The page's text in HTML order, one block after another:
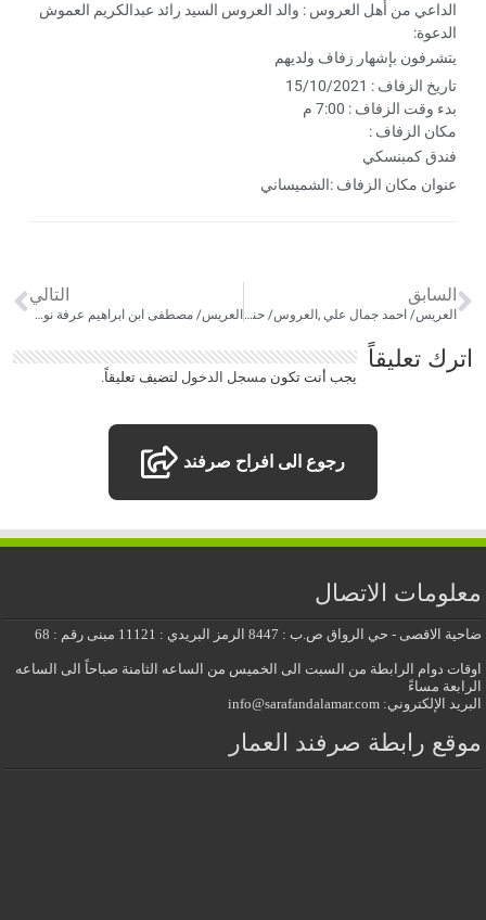
الداعي من أهل العروس : والد العروس السيد رائد عبدالكريم العموش
الدعوة:
يتشرفون بإشهار زفاف ولديهم
تاريخ الزفاف : 15/10/2021
بدء وقت الزفاف : 7:00 م
مكان الزفاف :
فندق كمبنسكي
عنوان مكان الزفاف :الشميساني
السابق
العريس/ احمد جمال علي ,العروس/ حنين احمد عبدالعال
التالي
العريس/ مصطفى ابن ابراهيم عرفة نوفل ,العروس/ اميرة والدها مصطفى خليفة
اترك تعليقاً
يجب أنت تكون مسجل الدخول لتضيف تعليقاً.
رجوع الى افراح صرفند
معلومات الاتصال
ضاحية الاقصى - حي الرواق ص.ب : 8447 الرمز البريدي : 11121 مبنى رقم : 68
اوقات دوام الرابطة من السبت الى الخميس من الساعه الثامنة صباحاً الى الساعه
الرابعة مساءً
البريد الإلكتروني: info@sarafandalamar.com
موقع رابطة صرفند العمار